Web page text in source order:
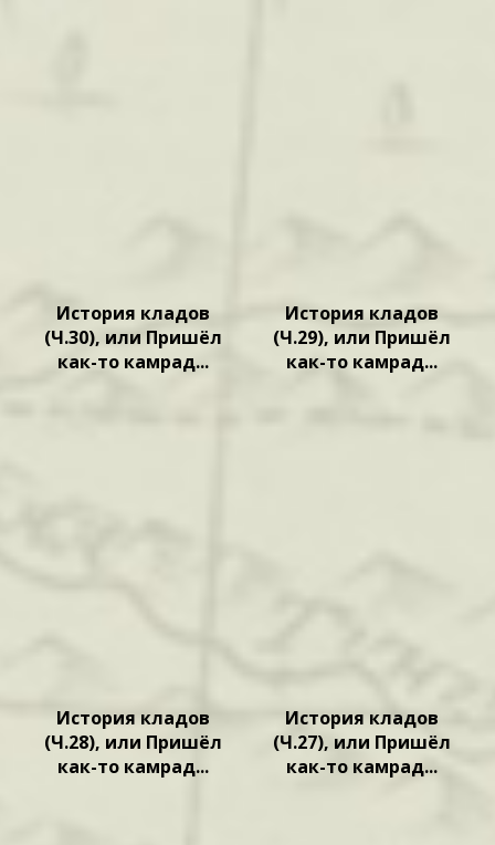
История кладов
(Ч.30), или Пришёл
как-то камрад...
История кладов
(Ч.29), или Пришёл
как-то камрад...
История кладов
(Ч.28), или Пришёл
как-то камрад...
История кладов
(Ч.27), или Пришёл
как-то камрад...